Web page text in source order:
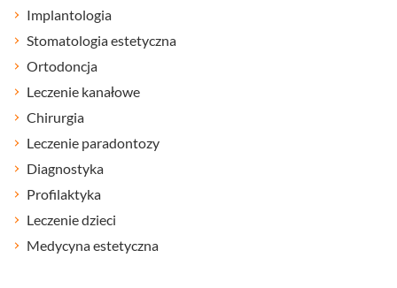
Implantologia
Stomatologia estetyczna
Ortodoncja
Leczenie kanałowe
Chirurgia
Leczenie paradontozy
Diagnostyka
Profilaktyka
Leczenie dzieci
Medycyna estetyczna